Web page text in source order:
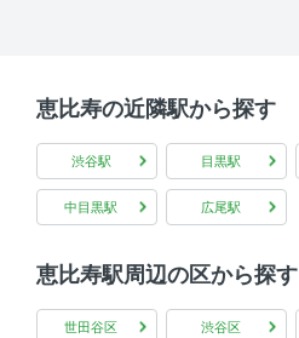
恵比寿の近隣駅から探す
渋谷駅 目黒駅
中目黒駅 広尾駅
恵比寿駅周辺の区から探す
世田谷区 渋谷区